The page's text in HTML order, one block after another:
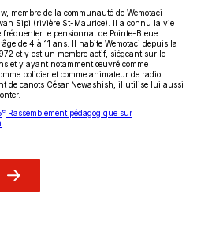
membre de la communauté de Wemotaci
Sipi (rivière St-Maurice). Il a connu la vie
le pensionnat de Pointe-Bleue
de 4 à 11 ans. Il habite Wemotaci depuis la
et y est un membre actif, siégeant sur le
et y ayant notamment œuvré comme
policier et comme animateur de radio.
de canots César Newashish, il utilise lui aussi
e Rassemblement pédagogique sur